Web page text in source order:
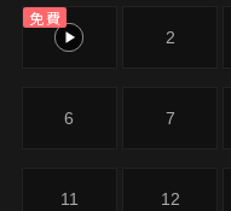
免費
1 2
6 7
11 12